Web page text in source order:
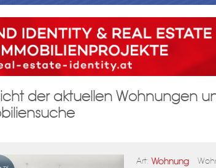
Registrieren Sie sich um laufend
ihre Anfrage verarbeiten können, werden wir die von
der aktuellen Wohnungen
Art: Wohnung